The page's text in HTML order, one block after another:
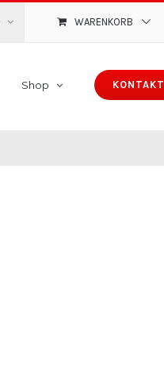
WARENKORB
Shop KONTAKT